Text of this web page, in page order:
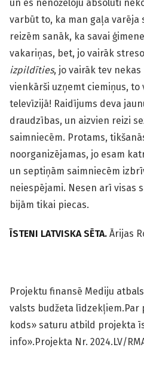
un es nenožēloju absolūti
varbūt to, ka man gaļa varēja
reizēm sanāk, ka savai
vakariņas, bet, jo vairāk
izpildīties, jo vairāk tev nekas
vienkārši uzņemt ciemiņus,
televīzijā! Raidījums deva
draudzības, un aizvien reizi
saimniecēm. Protams,
noorganizējamas, jo esam
un septiņām saimniecēm
neiespējami. Nesen arī visas
bijām tikai piecas.
ĪSTENI LATVISKA SĒTA. Ārijas
Projektu finansē Mediju
valsts budžeta līdzekļiem.Par
kods» saturu atbild projekta
info».Projekta Nr. 2024.LV/